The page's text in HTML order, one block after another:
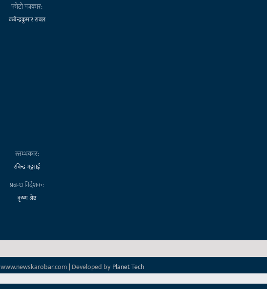
फोटो पत्रकार:
कबेन्द्रकुमार रावल
स्तम्भकार:
रविन्द्र भट्टराई
प्रबन्ध निर्देशक:
कृष्ण श्रेष्ठ
www.newskarobar.com | Developed byPlanet Tech